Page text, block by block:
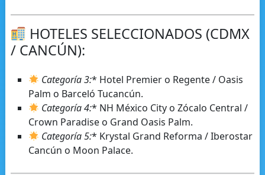
HOTELES SELECCIONADOS (CDMX
/ CANCÚN):
Categoría 3:* Hotel Premier o Regente / Oasis
Palm o Barceló Tucancún.
Categoría 4:* NH México City o Zócalo Central /
Crown Paradise o Grand Oasis Palm.
Categoría 5:* Krystal Grand Reforma / Iberostar
Cancún o Moon Palace.